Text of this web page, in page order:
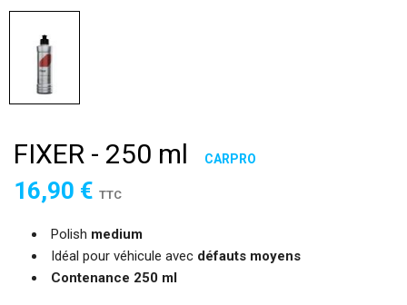
FIXER - 250 ml CARPRO
16,90 € TTC
Polish medium
Idéal pour véhicule avec défauts moyens
Contenance 250 ml